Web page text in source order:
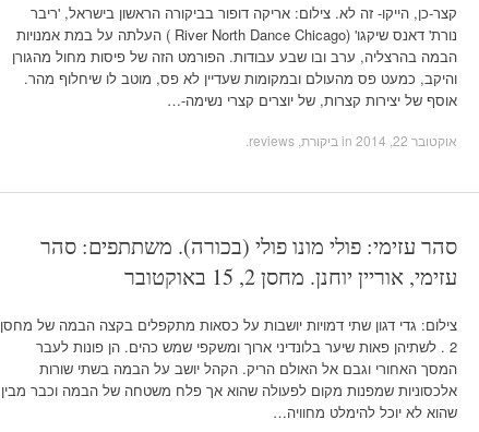
קצר-כן, הייקו- זה לא. צילום: אריקה דופור בביקורה הראשון בישראל, 'ריבר
נורת' דאנס שיקגו' (River North Dance Chicago ) העלתה על במת אמנויות
הבמה בהרצליה, ערב ובו שבע עבודות. הפורמט הזה של פיסות מחול מהגורן
והיקב, כמעט פס מהעולם ובמקומות שעדיין לא פס, מוטב לו שיחלוף מהר.
אוסף של יצירות קצרות, של יוצרים קצרי נשימה-…
אוקטובר 22, 2014 ביקורת, reviews
סהר עזימי: פולי מונו פולי (בכורה). משתתפים: סהר
עזימי, אוריין יוחנן. מחסן 2, 15 באוקטובר
צילום: גדי דגון שתי דמויות יושבות על כסאות מתקפלים בקצה הבמה של מחסן
2 . לשתיהן פאות שיער בלונדיני ארוך ומשקפי שמש כהים. הן פונות לעבר
המסך האחורי וגבם אל האולם הריק. הקהל יושב על הבמה בשתי שורות
אלכסוניות שמפנות מקום לפעולה שהוא אך פלח משטחה של הבמה וכבר מבין
שהוא לא יוכל להימלט מחוויה…